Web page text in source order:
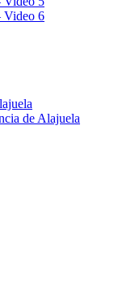
Video 6
de Alajuela